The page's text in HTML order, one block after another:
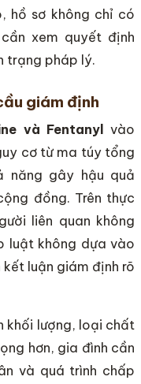
hồ sơ không chỉ có
xem quyết định
trạng pháp lý.
giám định
và Fentanyl
vào
cơ từ ma túy tổng
năng gây hậu quả
đồng. Trên thực
liên quan không
luật không dựa vào
luận giám định rõ
khối lượng, loại chất
hơn, gia đình cần
và quá trình chấp